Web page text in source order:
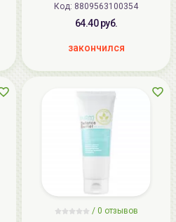
Код: 8809563100354
64.40 руб.
закончился
/ 0 отзывов